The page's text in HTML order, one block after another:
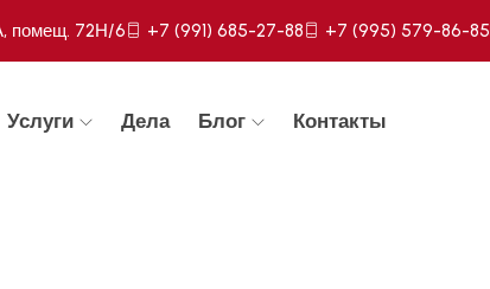
помещ. 72Н/6 +7 (991) 685-27-88 +7 (995) 579-86-85
Услуги Дела Блог Контакты